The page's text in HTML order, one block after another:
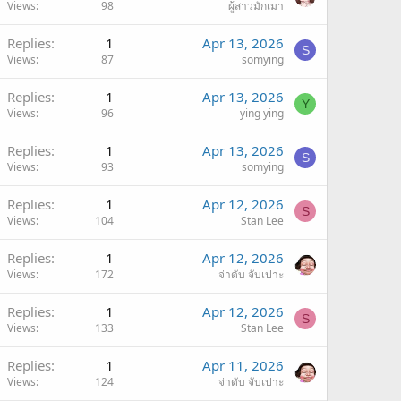
Views 98 ผู้สาวมักเมา
Replies 1
Views 87
Apr 13, 2026
somying
S
Replies 1
Views 96
Apr 13, 2026
ying ying
Y
Replies 1
Views 93
Apr 13, 2026
somying
S
Replies 1
Views 104
Apr 12, 2026
Stan Lee
S
Replies 1
Views 172
Apr 12, 2026
จ่าดับ จับเปาะ
Replies 1
Views 133
Apr 12, 2026
Stan Lee
S
Replies 1
Views 124
Apr 11, 2026
จ่าดับ จับเปาะ